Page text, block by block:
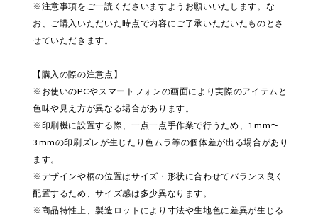
※注意事項をご一読くださいますようお願いいたします。な
お、ご購入いただいた時点で内容にご了承いただいたものとさ
せていただきます。
【購入の際の注意点】
※お使いのPCやスマートフォンの画面により実際のアイテムと
色味や見え方が異なる場合があります。
※印刷機に設置する際、一点一点手作業で行うため、1mm〜
3mmの印刷ズレが生じたり色ムラ等の個体差が出る場合があり
ます。
※デザインや柄の位置はサイズ・形状に合わせてバランス良く
配置するため、サイズ感は多少異なります。
※商品特性上、製造ロットにより寸法や生地色に差異が生じる